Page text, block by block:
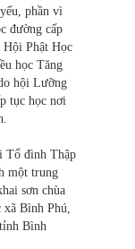
phần vì
đường cấp
Hội Phật Học
học Tăng
hội Lưỡng
tục học nơi
Tổ đình Thập
một trung
sơn chùa
xã Bình Phú,
Bình